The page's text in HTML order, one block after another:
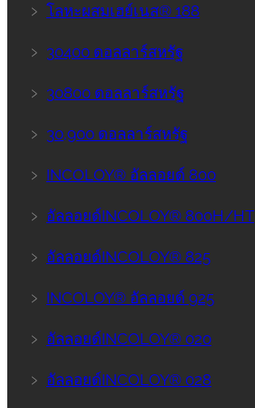
﹥ โลหะผสมเฮย์เนส® 188
﹥ 30400 ดอลลาร์สหรัฐ
﹥ 30800 ดอลลาร์สหรัฐ
﹥ 30,900 ดอลลาร์สหรัฐ
﹥ INCOLOY® อัลลอยด์ 800
﹥ อัลลอยด์INCOLOY® 800H/HT
﹥ อัลลอยด์INCOLOY® 825
﹥ INCOLOY® อัลลอยด์ 925
﹥ อัลลอยด์INCOLOY® 020
﹥ อัลลอยด์INCOLOY® 028